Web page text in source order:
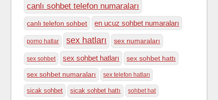
canlı sohbet telefon numaraları
canlı telefon sohbet en ucuz sohbet numaraları
porno hatlar sex hatları sex numaraları
sex sohbet sex sohbet hatları sex sohbet hattı
sex sohbet numaraları sex telefon hatları
sicak sohbet sicak sohbet hattı sohbet hat